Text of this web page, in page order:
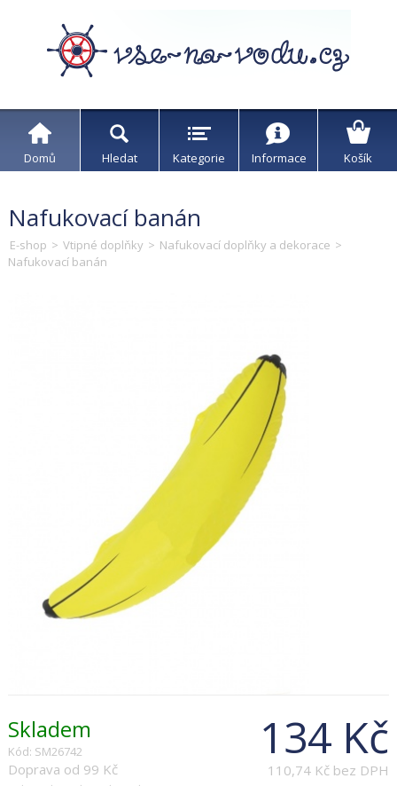
Domů Hledat Kategorie Informace Košík
Nafukovací banán
E-shop > Vtipné doplňky > Nafukovací doplňky a dekorace >
Nafukovací banán
134 Kč
110,74 Kč bez DPH
Skladem
Kód: SM26742
Doprava od 99 Kč